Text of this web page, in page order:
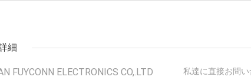
細
FUYCONN ELECTRONICS CO,.LTD 私達に直接お問